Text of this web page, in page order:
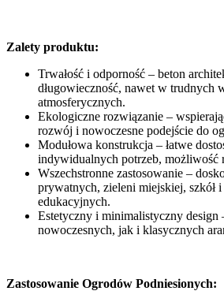
Zalety produktu:
Trwałość i odporność – beton
długowieczność, nawet w trudnych
atmosferycznych.
Ekologiczne rozwiązanie –
rozwój i nowoczesne podejście do
Modułowa konstrukcja – łatwe
indywidualnych potrzeb, możliwość
Wszechstronne zastosowanie –
prywatnych, zieleni miejskiej, szkół i
edukacyjnych.
Estetyczny i minimalistyczny design
nowoczesnych, jak i klasycznych
Zastosowanie Ogrodów Podniesionych: